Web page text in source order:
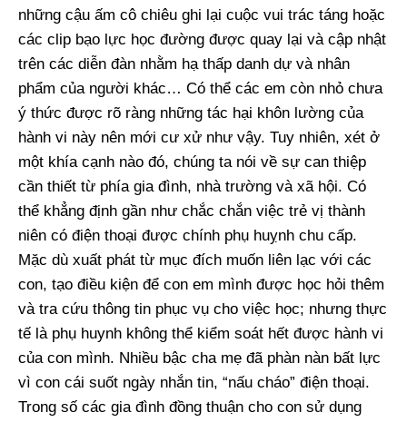
những cậu ấm cô chiêu ghi lại cuộc vui trác táng hoặc
các clip bạo lực học đường được quay lại và cập nhật
trên các diễn đàn nhằm hạ thấp danh dự và nhân
phẩm của người khác… Có thể các em còn nhỏ chưa
ý thức được rõ ràng những tác hại khôn lường của
hành vi này nên mới cư xử như vậy. Tuy nhiên, xét ở
một khía cạnh nào đó, chúng ta nói về sự can thiệp
cần thiết từ phía gia đình, nhà trường và xã hội. Có
thể khẳng định gần như chắc chắn việc trẻ vị thành
niên có điện thoại được chính phụ huỵnh chu cấp.
Mặc dù xuất phát từ mục đích muốn liên lạc với các
con, tạo điều kiện để con em mình được học hỏi thêm
và tra cứu thông tin phục vụ cho việc học; nhưng thực
tế là phụ huynh không thể kiểm soát hết được hành vi
của con mình. Nhiều bậc cha mẹ đã phàn nàn bất lực
vì con cái suốt ngày nhắn tin, “nấu cháo” điện thoại.
Trong số các gia đình đồng thuận cho con sử dụng